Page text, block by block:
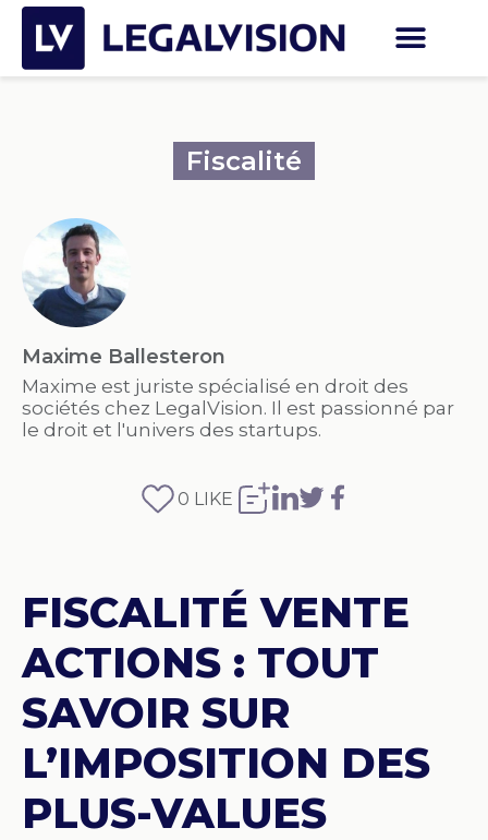
Fiscalité
Maxime Ballesteron
Maxime est juriste spécialisé en droit des
sociétés chez LegalVision. Il est passionné par
le droit et l'univers des startups.
0 LIKE
FISCALITÉ VENTE
ACTIONS : TOUT
SAVOIR SUR
L’IMPOSITION DES
PLUS-VALUES